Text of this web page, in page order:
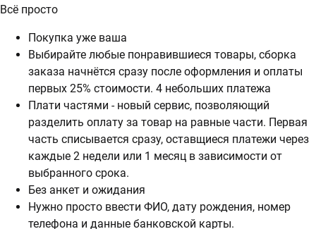
Всё просто
Покупка уже ваша
Выбирайте любые понравившиеся товары, сборка
заказа начнётся сразу после оформления и оплаты
первых 25% стоимости. 4 небольших платежа
Плати частями - новый сервис, позволяющий
разделить оплату за товар на равные части. Первая
часть списывается сразу, оставщиеся платежи через
каждые 2 недели или 1 месяц в зависимости от
выбранного срока.
Без анкет и ожидания
Нужно просто ввести ФИО, дату рождения, номер
телефона и данные банковской карты.